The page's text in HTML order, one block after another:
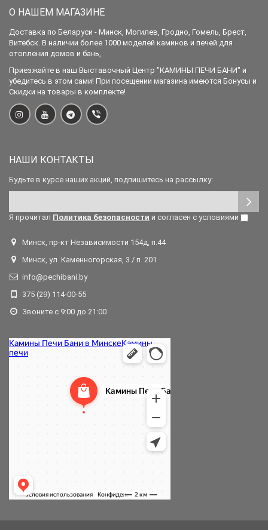
О НАШЕМ МАГАЗИНЕ
Доставка по Беларуси - Минск, Могилев, Гродно, Гомель, Брест,
Витебск. В наличии более 1000 моделей каминов и печей для
отопления домов и бань,
Приезжайте в наш Выставочный Центр "КАМИНЫ ПЕЧИ БАНИ" и
убедитесь в этом сами! При посещении магазина имеются Бонусы и
Скидки на товары в комплекте!
НАШИ КОНТАКТЫ
Будьте в курсе наших акций, подпишитесь на рассылку:
Я прочитал Политика безопасности и согласен с условиями
Минск, пр-кт Независимости 154д, п.44
Минск, ул. Каменногорская, 3 / п. 201
info@pechibani.by
375 (29) 114-00-55
Звоните с 9:00 до 21:00